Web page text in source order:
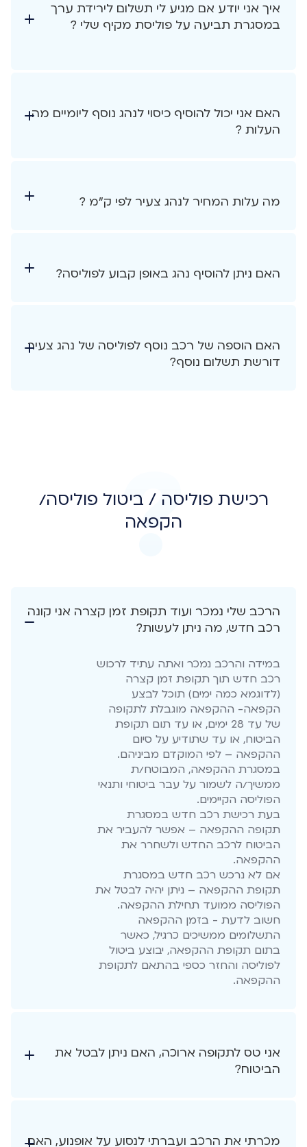
איך אני יודע אם מגיע לי תשלום לירידת ערך
האם אני יכול להוסיף כיסוי לנהג נוסף ליומיים מה
העלות ?
מה עלות המחיר לנהג צעיר לפי ק"מ ?
האם ניתן להוסיף נהג באופן קבוע לפוליסה?
האם הוספה של רכב נוסף לפוליסה של נהג צעיר
דורשת תשלום נוסף?
רכישת פוליסה / ביטול פוליסה/
הקפאה
הרכב שלי נמכר ועוד תקופת זמן קצרה אני קונה
רכב חדש, מה ניתן לעשות?
במידה והרכב נמכר ואתה עתיד לרכוש
רכב חדש תוך תקופת זמן קצרה
(לדוגמא כמה ימים) תוכל לבצע
הקפאה- ההקפאה מוגבלת לתקופה
של עד 28 ימים, או עד תום תקופת
הביטוח, או עד שתודיע על סיום
ההקפאה – לפי המוקדם מביניהם.
במסגרת ההקפאה, המבוטח/ת
ממשיך/ה לשמור על עבר ביטוחי ותנאי
הפוליסה הקיימים.
בעת רכישת רכב חדש במסגרת
תקופה ההקפאה – אפשר להעביר את
הביטוח לרכב החדש ולשחרר את
ההקפאה.
אם לא נרכש רכב חדש במסגרת
תקופת ההקפאה – ניתן יהיה לבטל את
הפוליסה ממועד תחילת ההקפאה.
חשוב לדעת - בזמן ההקפאה
התשלומים ממשיכים כרגיל, כאשר
בתום תקופת ההקפאה, יבוצע ביטול
לפוליסה והחזר כספי בהתאם לתקופת
ההקפאה.
אני טס לתקופה ארוכה, האם ניתן לבטל את
הביטוח?
מכרתי את הרכב ועברתי לנסוע על אופנוע, האם